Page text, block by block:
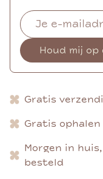
Houd mij
Gratis
Gratis ophalen
Morgen in
besteld